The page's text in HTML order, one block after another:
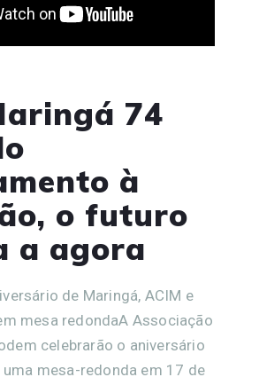
74
à
o futuro
a agora
de Maringá, ACIM e
mesa redondaA Associação
celebrarão o aniversário
mesa-redonda em 17 de